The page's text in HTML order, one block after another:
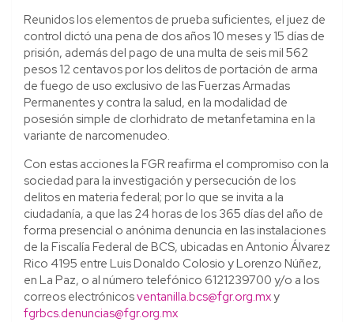
Reunidos los elementos de prueba suficientes, el juez de
control dictó una pena de dos años 10 meses y 15 días de
prisión, además del pago de una multa de seis mil 562
pesos 12 centavos por los delitos de portación de arma
de fuego de uso exclusivo de las Fuerzas Armadas
Permanentes y contra la salud, en la modalidad de
posesión simple de clorhidrato de metanfetamina en la
variante de narcomenudeo.
Con estas acciones la FGR reafirma el compromiso con la
sociedad para la investigación y persecución de los
delitos en materia federal; por lo que se invita a la
ciudadanía, a que las 24 horas de los 365 días del año de
forma presencial o anónima denuncia en las instalaciones
de la Fiscalía Federal de BCS, ubicadas en Antonio Álvarez
Rico 4195 entre Luis Donaldo Colosio y Lorenzo Núñez,
en La Paz, o al número telefónico 6121239700 y/o a los
correos electrónicosventanilla.bcs@fgr.org.mxy
fgrbcs.denuncias@fgr.org.mx